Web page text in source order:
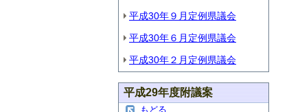
平成30年９月定例県議会
平成30年６月定例県議会
平成30年２月定例県議会
平成29年度附議案
もどる